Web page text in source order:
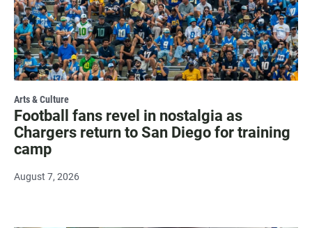
Arts & Culture
Football fans revel in nostalgia as
Chargers return to San Diego for training
camp
August 7, 2026